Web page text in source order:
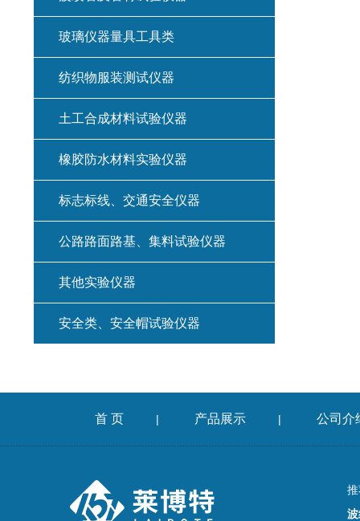
玻璃仪器量具工具类
纺织物服装测试仪器
土工合成材料试验仪器
橡胶防水材料实验仪器
标志标线、交通安全仪器
公路路面路基、集料试验仪器
其他实验仪器
安全类、安全帽试验仪器
首 页 | 产品展示 | 公司介